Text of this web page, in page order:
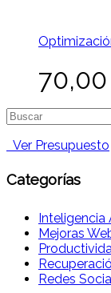
70,00
Buscar:
Ver Presupuesto
Categorías
Inteligencia
Mejoras
Redes